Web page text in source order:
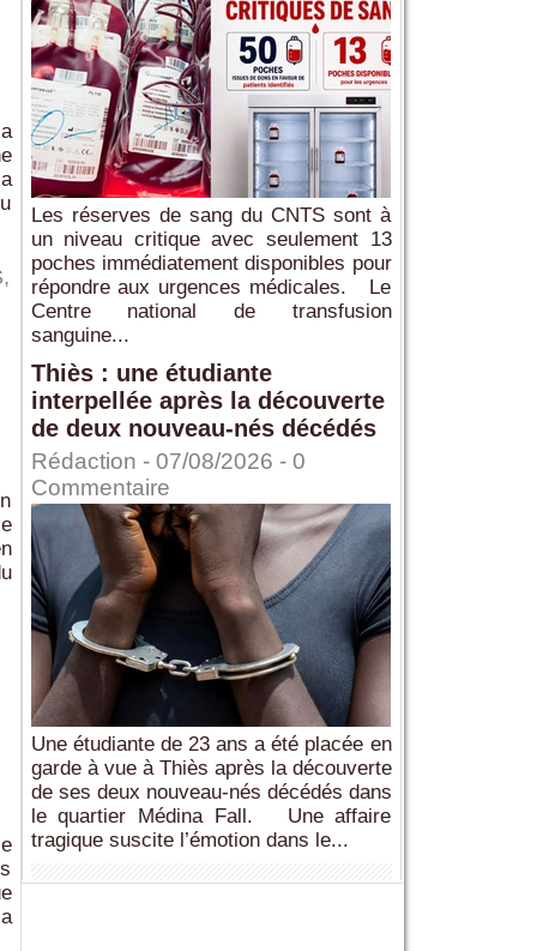
,
Les réserves de sang du CNTS sont à
un niveau critique avec seulement 13
poches immédiatement disponibles pour
répondre aux urgences médicales. Le
Centre national de transfusion
sanguine...
Thiès : une étudiante
interpellée après la découverte
de deux nouveau-nés décédés
Rédaction - 07/08/2026 - 0
Commentaire
Une étudiante de 23 ans a été placée en
garde à vue à Thiès après la découverte
de ses deux nouveau-nés décédés dans
le quartier Médina Fall. Une affaire
tragique suscite l’émotion dans le...